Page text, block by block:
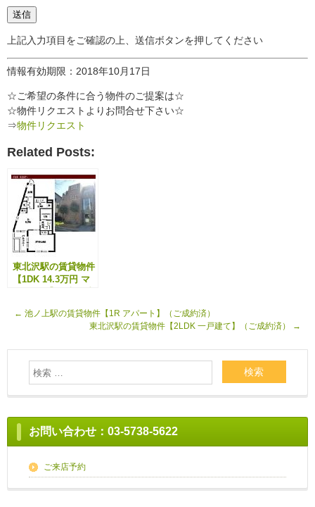
上記入力項目をご確認の上、送信ボタンを押してください
情報有効期限：2018年10月17日
☆ご希望の条件に合う物件のご提案は☆
☆物件リクエストよりお問合せ下さい☆
⇒物件リクエスト
Related Posts:
東北沢駅の賃貸物件
【1DK 14.3万円 マ
← 池ノ上駅の賃貸物件【1R アパート】（ご成約済）
東北沢駅の賃貸物件【2LDK 一戸建て】（ご成約済）
→
お問い合わせ：03-5738-5622
ご来店予約